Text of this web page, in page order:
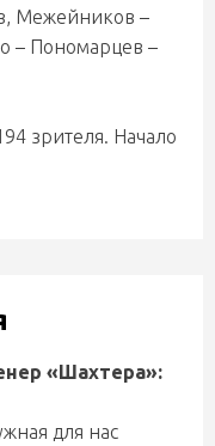
Межейников –
– Пономарцев –
зрителя. Начало
«Шахтера»:
для нас